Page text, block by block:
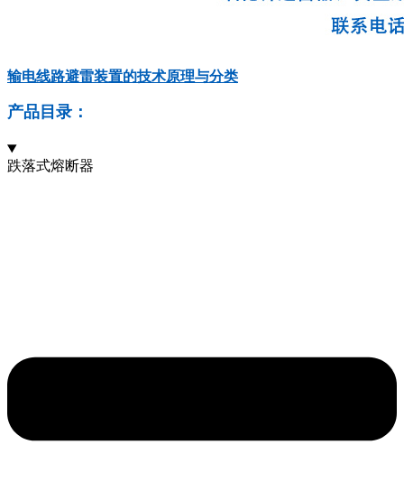
输电线路避雷装置的技术原理与分类
产品目录：
跌落式熔断器